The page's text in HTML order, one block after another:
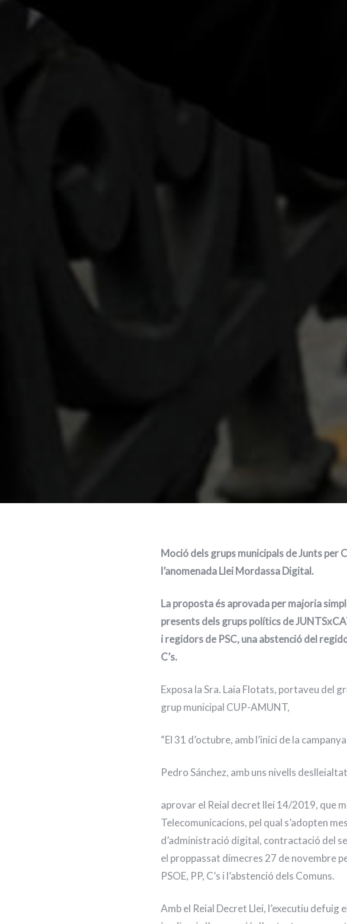
Moció dels grups municipals de Junts per
l’anomenada Llei Mordassa Digital.
La proposta és aprovada per majoria
presents dels grups polítics de
i regidors de PSC, una abstenció del
C’s.
Exposa la Sra. Laia Flotats, portaveu del
grup municipal CUP-AMUNT,
“El 31 d’octubre, amb l’inici de la
Pedro Sánchez, amb uns nivells
aprovar el Reial decret llei 14/2019, que
Telecomunicacions, pel qual s’adopten
d’administració digital, contractació del
el proppassat dimecres 27 de novembre
PSOE, PP, C’s i l’abstenció dels Comuns.
Amb el Reial Decret Llei, l’executiu